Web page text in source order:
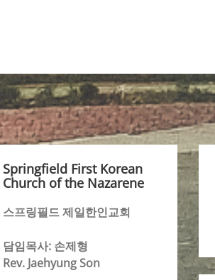
Springfield First Korean
Church of the Nazarene
스프링필드 제일한인교회
담임목사: 손제형
Rev. Jaehyung Son